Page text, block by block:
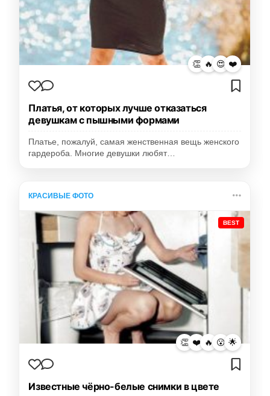
👏 🔥 😍 ❤️
Платья, от которых лучше отказаться
девушкам с пышными формами
Платье, пожалуй, самая женственная вещь женского
гардероба. Многие девушки любят…
КРАСИВЫЕ ФОТО
BEST
👏 ❤️ 🔥 😮 🌟
Известные чёрно-белые снимки в цвете